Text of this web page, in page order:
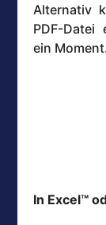
Alternativ
PDF-
ein
In Excel™